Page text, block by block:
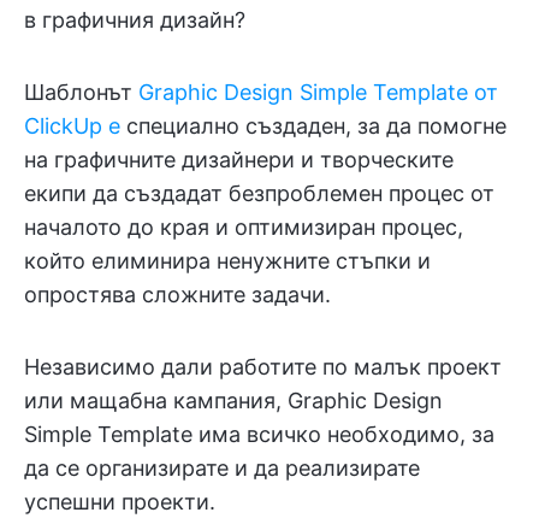
в графичния дизайн?
Шаблонът Graphic Design Simple Template от
ClickUp е специално създаден, за да помогне
на графичните дизайнери и творческите
екипи да създадат безпроблемен процес от
началото до края и оптимизиран процес,
който елиминира ненужните стъпки и
опростява сложните задачи.
Независимо дали работите по малък проект
или мащабна кампания, Graphic Design
Simple Template има всичко необходимо, за
да се организирате и да реализирате
успешни проекти.